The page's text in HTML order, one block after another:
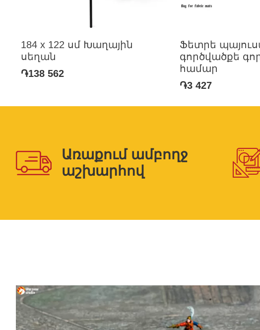
184 x 122 սմ Խաղային
սեղան
֏138 562
Ֆետրե
գործվածքե
համար
֏3 427
Առաքում ամբողջ
աշխարհով